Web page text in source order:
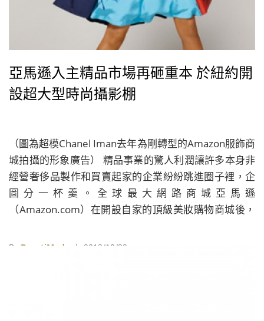
亞馬遜入主精品市場再砸重本 於紐約開
設超大型時尚攝影棚
（圖為超模Chanel Iman去年為剛轉型的Amazon服飾商
城拍攝的形象廣告） 精品事業的驚人利潤讓許多本身非
經營奢侈品製作和買賣起家的企業紛紛跳進圈子裡，企
圖分一杯羹。全球最大網路商城亞馬遜
（Amazon.com）在開設自家的頂級美妝購物商城後，
精品目錄。攝影棚內又分隔了26個區塊，可分頭執行攝
By BeautiMode | 2013/10/22